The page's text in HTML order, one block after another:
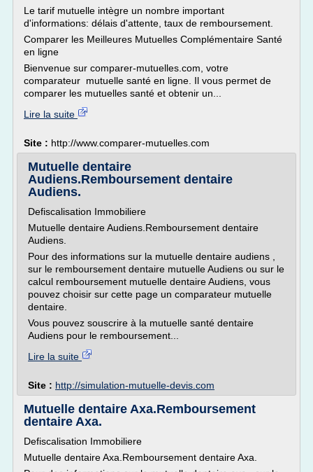
Le tarif mutuelle intègre un nombre important
d'informations: délais d'attente, taux de remboursement.
Comparer les Meilleures Mutuelles Complémentaire Santé
en ligne
Bienvenue sur comparer-mutuelles.com, votre
comparateur mutuelle santé en ligne. Il vous permet de
comparer les mutuelles santé et obtenir un...
Lire la suite
Site : http://www.comparer-mutuelles.com
Mutuelle dentaire
Audiens.Remboursement dentaire
Audiens.
Defiscalisation Immobiliere
Mutuelle dentaire Audiens.Remboursement dentaire
Audiens.
Pour des informations sur la mutuelle dentaire audiens ,
sur le remboursement dentaire mutuelle Audiens ou sur le
calcul remboursement mutuelle dentaire Audiens, vous
pouvez choisir sur cette page un comparateur mutuelle
dentaire.
Vous pouvez souscrire à la mutuelle santé dentaire
Audiens pour le remboursement...
Lire la suite
Site : http://simulation-mutuelle-devis.com
Mutuelle dentaire Axa.Remboursement
dentaire Axa.
Defiscalisation Immobiliere
Mutuelle dentaire Axa.Remboursement dentaire Axa.